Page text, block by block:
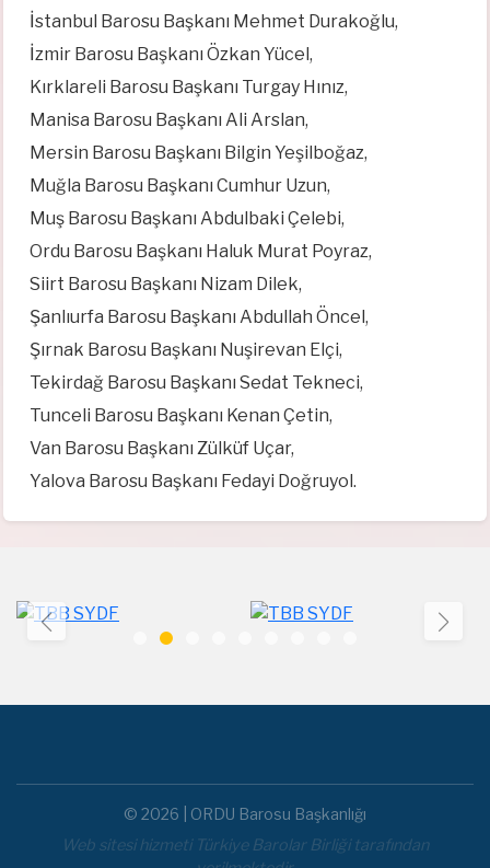
İstanbul Barosu Başkanı Mehmet Durakoğlu,
İzmir Barosu Başkanı Özkan Yücel,
Kırklareli Barosu Başkanı Turgay Hınız,
Manisa Barosu Başkanı Ali Arslan,
Mersin Barosu Başkanı Bilgin Yeşilboğaz,
Muğla Barosu Başkanı Cumhur Uzun,
Muş Barosu Başkanı Abdulbaki Çelebi,
Ordu Barosu Başkanı Haluk Murat Poyraz,
Siirt Barosu Başkanı Nizam Dilek,
Şanlıurfa Barosu Başkanı Abdullah Öncel,
Şırnak Barosu Başkanı Nuşirevan Elçi,
Tekirdağ Barosu Başkanı Sedat Tekneci,
Tunceli Barosu Başkanı Kenan Çetin,
Van Barosu Başkanı Zülküf Uçar,
Yalova Barosu Başkanı Fedayi Doğruyol.
© 2026 | ORDU Barosu Başkanlığı
Web sitesi hizmeti Türkiye Barolar Birliği tarafından